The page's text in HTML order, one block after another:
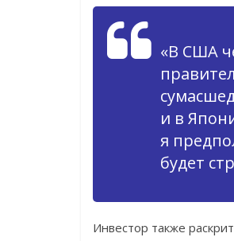
«В США
и в
я
будет
Инвестор также